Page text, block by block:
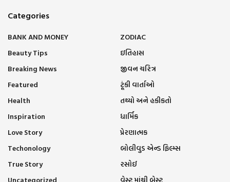
Categories
BANK AND MONEY
Beauty Tips
Breaking News
Featured
Health
Inspiration
Love Story
Techonology
True Story
ZODIAC
ઇતિહાસ
જીવન ચરિત્ર
ટૂંકી વાર્તાઓ
તથ્યો અને હકીકતો
ધાર્મિક
પ્રેરણાત્મક
બોલીવુડ એન્ડ ફિલ્મ્સ
રસોઈ